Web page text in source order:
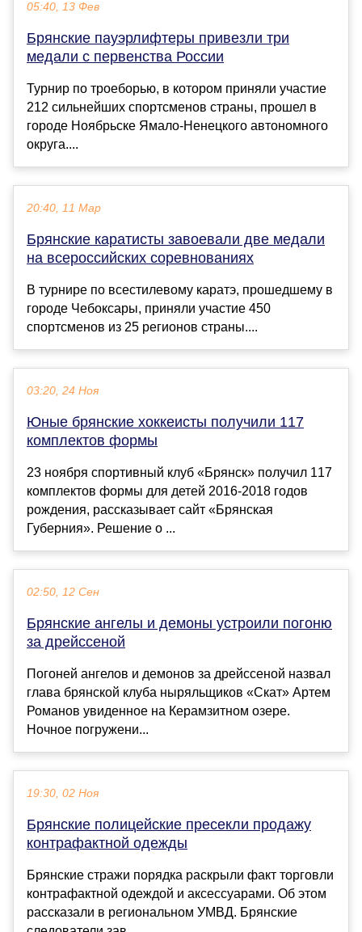
05:40, 13 Фев
Брянские пауэрлифтеры привезли три
медали с первенства России
Турнир по троеборью, в котором приняли участие
212 сильнейших спортсменов страны, прошел в
городе Ноябрьске Ямало-Ненецкого автономного
округа....
20:40, 11 Мар
Брянские каратисты завоевали две медали
на всероссийских соревнованиях
В турнире по всестилевому каратэ, прошедшему в
городе Чебоксары, приняли участие 450
спортсменов из 25 регионов страны....
03:20, 24 Ноя
Юные брянские хоккеисты получили 117
комплектов формы
23 ноября спортивный клуб «Брянск» получил 117
комплектов формы для детей 2016-2018 годов
рождения, рассказывает сайт «Брянская
Губерния». Решение о ...
02:50, 12 Сен
Брянские ангелы и демоны устроили погоню
за дрейссеной
Погоней ангелов и демонов за дрейссеной назвал
глава брянской клуба ныряльщиков «Скат» Артем
Романов увиденное на Керамзитном озере.
Ночное погружени...
19:30, 02 Ноя
Брянские полицейские пресекли продажу
контрафактной одежды
Брянские стражи порядка раскрыли факт торговли
контрафактной одеждой и аксессуарами. Об этом
рассказали в региональном УМВД. Брянские